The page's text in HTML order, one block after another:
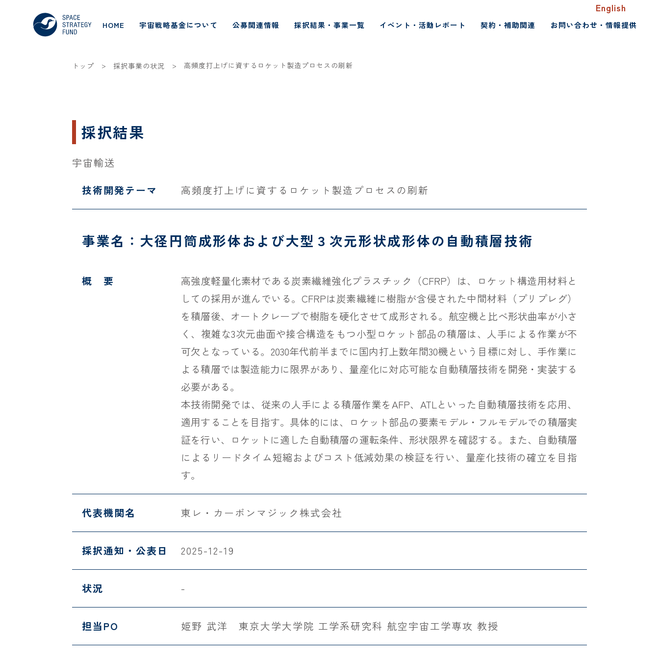
English
HOME 宇宙戦略基金について 公募関連情報 採択結果・事業一覧 イベント・活動レポート 契約・補助関連 お問い合わせ・情報提供
トップ > 採択事業の状況 > 高頻度打上げに資するロケット製造プロセスの刷新
採択結果
宇宙輸送
技術開発テーマ
高頻度打上げに資するロケット製造プロセスの刷新
事業名：大径円筒成形体および大型３次元形状成形体の自動積層技術
概 要
高強度軽量化素材である炭素繊維強化プラスチック（CFRP）は、ロケット構造用材料と
しての採用が進んでいる。CFRPは炭素繊維に樹脂が含侵された中間材料（プリプレグ）
を積層後、オートクレーブで樹脂を硬化させて成形される。航空機と比べ形状曲率が小さ
く、複雑な3次元曲面や接合構造をもつ小型ロケット部品の積層は、人手による作業が不
可欠となっている。2030年代前半までに国内打上数年間30機という目標に対し、手作業に
よる積層では製造能力に限界があり、量産化に対応可能な自動積層技術を開発・実装する
必要がある。
本技術開発では、従来の人手による積層作業をAFP、ATLといった自動積層技術を応用、
適用することを目指す。具体的には、ロケット部品の要素モデル・フルモデルでの積層実
証を行い、ロケットに適した自動積層の運転条件、形状限界を確認する。また、自動積層
によるリードタイム短縮およびコスト低減効果の検証を行い、量産化技術の確立を目指
す。
代表機関名 東レ・カーボンマジック株式会社
採択通知・公表日 2025-12-19
状況 -
担当PO 姫野 武洋 東京大学大学院 工学系研究科 航空宇宙工学専攻 教授